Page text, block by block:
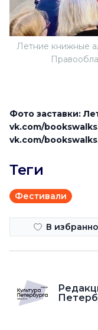
Летние книжные
Фото заставки:
vk.com/
vk.com/
Теги
Фестивали
В